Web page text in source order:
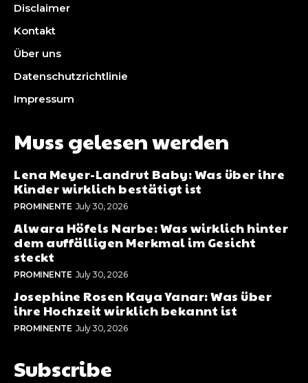
Disclaimer
Kontakt
Über uns
Datenschutzrichtlinie
Impressum
Muss gelesen werden
Lena Meyer-Landrut Baby: Was über ihre
Kinder wirklich bestätigt ist
PROMINENTE July 30, 2026
Alwara Höfels Narbe: Was wirklich hinter
dem auffälligen Merkmal im Gesicht
steckt
PROMINENTE July 30, 2026
Josephine Rosen Kaya Yanar: Was über
ihre Hochzeit wirklich bekannt ist
PROMINENTE July 30, 2026
Subscribe